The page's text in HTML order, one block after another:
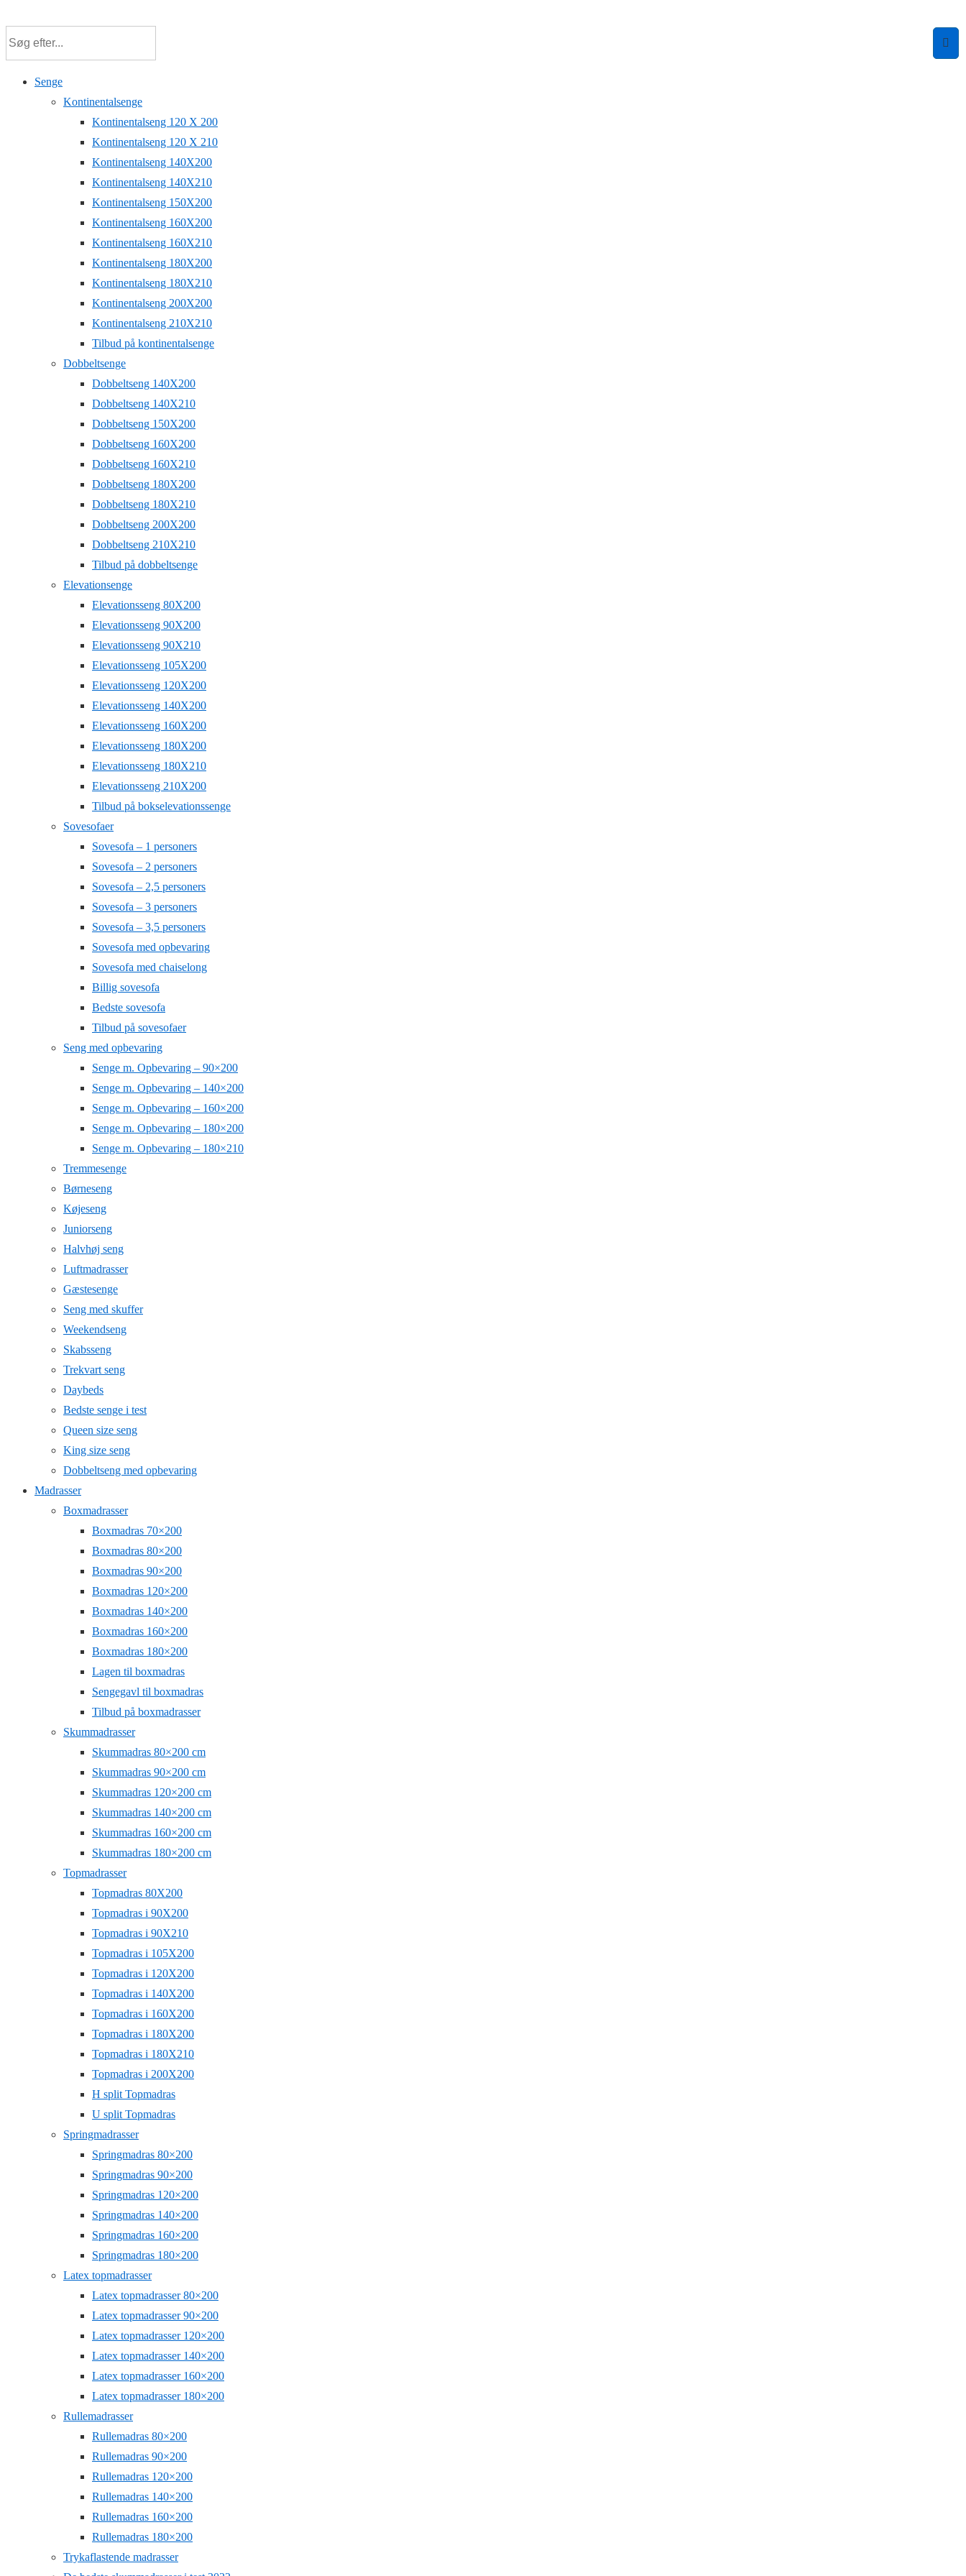
hovedindhold
Senge
Kontinentalsenge
Kontinentalseng 120 X 200
Kontinentalseng 120 X 210
Kontinentalseng 140X200
Kontinentalseng 140X210
Kontinentalseng 150X200
Kontinentalseng 160X200
Kontinentalseng 160X210
Kontinentalseng 180X200
Kontinentalseng 180X210
Kontinentalseng 200X200
Kontinentalseng 210X210
Tilbud på kontinentalsenge
Dobbeltsenge
Dobbeltseng 140X200
Dobbeltseng 140X210
Dobbeltseng 150X200
Dobbeltseng 160X200
Dobbeltseng 160X210
Dobbeltseng 180X200
Dobbeltseng 180X210
Dobbeltseng 200X200
Dobbeltseng 210X210
Tilbud på dobbeltsenge
Elevationsenge
Elevationsseng 80X200
Elevationsseng 90X200
Elevationsseng 90X210
Elevationsseng 105X200
Elevationsseng 120X200
Elevationsseng 140X200
Elevationsseng 160X200
Elevationsseng 180X200
Elevationsseng 180X210
Elevationsseng 210X200
Tilbud på bokselevationssenge
Sovesofaer
Sovesofa – 1 personers
Sovesofa – 2 personers
Sovesofa – 2,5 personers
Sovesofa – 3 personers
Sovesofa – 3,5 personers
Sovesofa med opbevaring
Sovesofa med chaiselong
Billig sovesofa
Bedste sovesofa
Tilbud på sovesofaer
Seng med opbevaring
Senge m. Opbevaring – 90×200
Senge m. Opbevaring – 140×200
Senge m. Opbevaring – 160×200
Senge m. Opbevaring – 180×200
Senge m. Opbevaring – 180×210
Tremmesenge
Børneseng
Køjeseng
Juniorseng
Halvhøj seng
Luftmadrasser
Gæstesenge
Seng med skuffer
Weekendseng
Skabsseng
Trekvart seng
Daybeds
Bedste senge i test
Queen size seng
King size seng
Dobbeltseng med opbevaring
Madrasser
Boxmadrasser
Boxmadras 70×200
Boxmadras 80×200
Boxmadras 90×200
Boxmadras 120×200
Boxmadras 140×200
Boxmadras 160×200
Boxmadras 180×200
Lagen til boxmadras
Sengegavl til boxmadras
Tilbud på boxmadrasser
Skummadrasser
Skummadras 80×200 cm
Skummadras 90×200 cm
Skummadras 120×200 cm
Skummadras 140×200 cm
Skummadras 160×200 cm
Skummadras 180×200 cm
Topmadrasser
Topmadras 80X200
Topmadras i 90X200
Topmadras i 90X210
Topmadras i 105X200
Topmadras i 120X200
Topmadras i 140X200
Topmadras i 160X200
Topmadras i 180X200
Topmadras i 180X210
Topmadras i 200X200
H split Topmadras
U split Topmadras
Springmadrasser
Springmadras 80×200
Springmadras 90×200
Springmadras 120×200
Springmadras 140×200
Springmadras 160×200
Springmadras 180×200
Latex topmadrasser
Latex topmadrasser 80×200
Latex topmadrasser 90×200
Latex topmadrasser 120×200
Latex topmadrasser 140×200
Latex topmadrasser 160×200
Latex topmadrasser 180×200
Rullemadrasser
Rullemadras 80×200
Rullemadras 90×200
Rullemadras 120×200
Rullemadras 140×200
Rullemadras 160×200
Rullemadras 180×200
Trykaflastende madrasser